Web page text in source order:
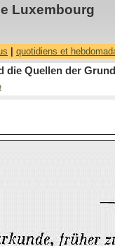
Luxembourg
quotidiens et
die Quellen der